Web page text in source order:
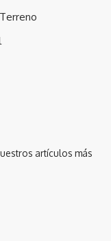
artículos más